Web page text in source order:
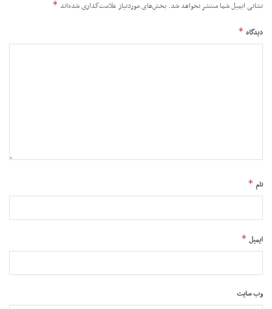
نشانی ایمیل شما منتشر نخواهد شد. بخش‌های موردنیاز علامت‌گذاری شده‌اند *
دیدگاه *
نام *
ایمیل *
وب‌ سایت